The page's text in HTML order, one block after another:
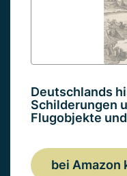
Deutschlands
Schilderungen
Flugobjekte
bei Amazon